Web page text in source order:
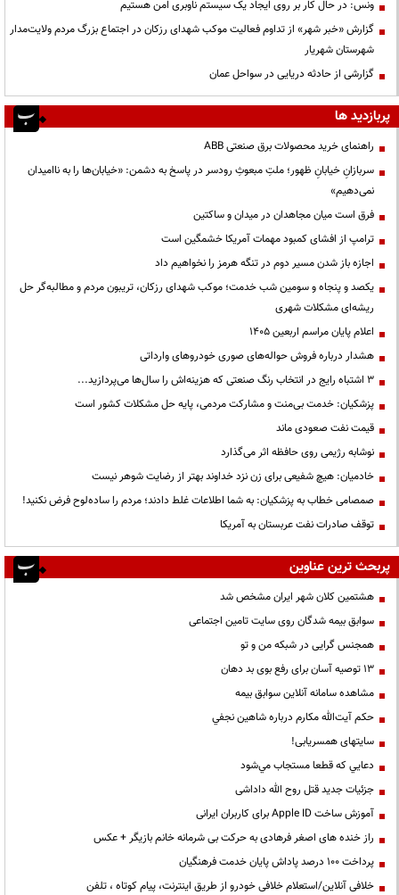
ونس: در حال کار بر روی ایجاد یک سیستم ناوبری امن هستیم
گزارش «خبر شهر» از تداوم فعالیت موکب شهدای رزکان در اجتماع بزرگ مردم ولایت‌مدار
شهرستان شهریار
گزارشی از حادثه دریایی در سواحل عمان
پربازدید ها
راهنمای خرید محصولات برق صنعتی ABB
سربازانِ خیابانِ ظهور؛ ملتِ مبعوثِ رودسر در پاسخ به دشمن: «خیابان‌ها را به ناامیدان
نمی‌دهیم»
فرق است میان مجاهدان در میدان و ساکتین
ترامپ از افشای کمبود مهمات آمریکا خشمگین است
اجازه باز شدن مسیر دوم در تنگه هرمز را نخواهیم داد
یکصد و پنجاه و سومین شب خدمت؛ موکب شهدای رزکان، تریبون مردم و مطالبه‌گر حل
ریشه‌ای مشکلات شهری
اعلام پایان مراسم اربعین ۱۴۰۵
هشدار درباره فروش حواله‌های صوری خودروهای وارداتی
3 اشتباه رایج در انتخاب رنگ صنعتی که هزینه‌اش را سال‌ها می‌پردازید...
پزشکیان: خدمت بی‌منت و مشارکت مردمی، پایه حل مشکلات کشور است
قیمت نفت صعودی ماند
نوشابه رژیمی روی حافظه اثر می‌گذارد
خادمیان: هیچ شفیعی برای زن نزد خداوند بهتر از رضایت شوهر نیست
صمصامی خطاب به پزشکیان: به شما اطلاعات غلط دادند؛ مردم را ساده‌لوح فرض نکنید!
توقف صادرات نفت عربستان به آمریکا
پربحث ترین عناوین
هشتمین کلان شهر ایران مشخص شد
سوابق بیمه شدگان روی سایت تامین اجتماعی
همجنس گرایی در شبکه من و تو
13 توصیه آسان برای رفع بوی بد دهان
مشاهده سامانه آنلاين سوابق بیمه
حكم آيت‌الله مكارم درباره شاهين نجفي
سایتهای همسریابی!
دعايي كه قطعا مستجاب مي‌شود
جزئیات جدید قتل روح الله داداشی
آموزش ساخت Apple ID برای کاربران ایرانی
راز خنده های اصغر فرهادی به حرکت بی شرمانه خانم بازیگر + عکس
پرداخت ۱۰۰ درصد پاداش پایان خدمت فرهنگیان
خلافی آنلاین/استعلام خلافی خودرو از طریق اینترنت، پیام کوتاه ، تلفن